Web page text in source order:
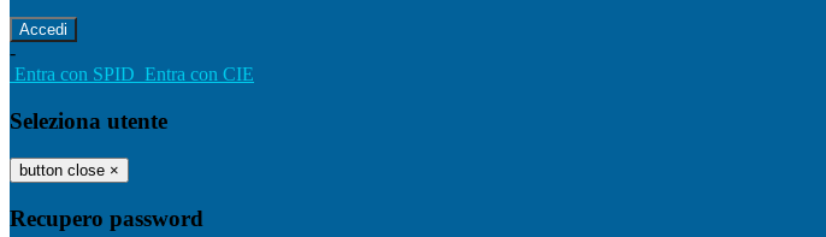
-
Entra con SPID Entra con CIE
Seleziona utente
button close ×
Recupero password